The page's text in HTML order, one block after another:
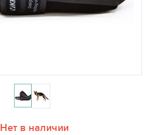
Нет в наличии